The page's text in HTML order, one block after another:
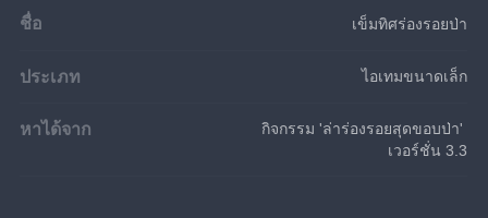
ชื่อ เข็มทิศร่องรอยป่า
ประเภท ไอเทมขนาดเล็ก
หาได้จาก
กิจกรรม 'ล่าร่องรอยสุดขอบป่า'
เวอร์ชั่น 3.3